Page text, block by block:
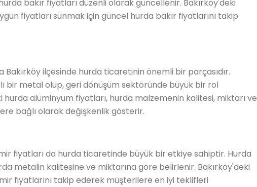
bakır fiyatları düzenli olarak güncellenir. Bakırköy'deki
fiyatları sunmak için güncel hurda bakır fiyatlarını takip
Bakırköy ilçesinde hurda ticaretinin önemli bir parçasıdır.
bir metal olup, geri dönüşüm sektöründe büyük bir rol
hurda alüminyum fiyatları, hurda malzemenin kalitesi, miktarı ve
bağlı olarak değişkenlik gösterir.
fiyatları da hurda ticaretinde büyük bir etkiye sahiptir. Hurda
metalin kalitesine ve miktarına göre belirlenir. Bakırköy'deki
fiyatlarını takip ederek müşterilere en iyi teklifleri